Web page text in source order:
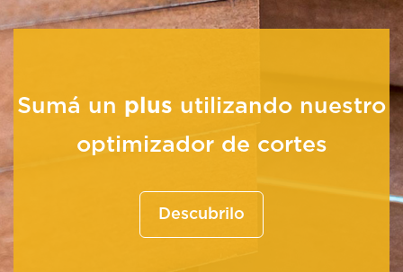
Sumá un plus utilizando nuestro
optimizador de cortes
Descubrilo